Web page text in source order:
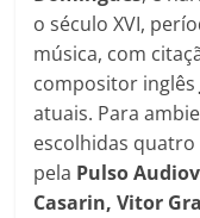
o século XVI,
música, com
compositor inglês
atuais. Para
escolhidas
pela Pulso
Casarin, Vitor